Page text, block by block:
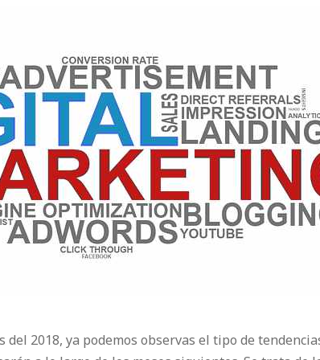
del 2018, ya podemos observas el tipo de